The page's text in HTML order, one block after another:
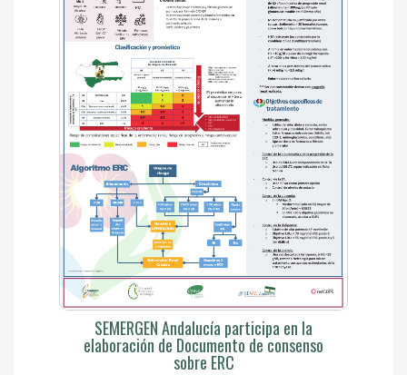
SEMERGEN Andalucía participa en la
elaboración de Documento de consenso
sobre ERC